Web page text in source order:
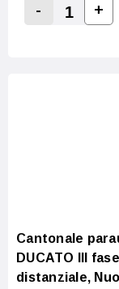
Decrease
- +
Cantonale
DUCATO III
distanziale,